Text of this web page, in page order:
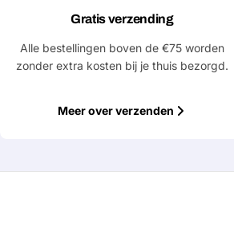
telefoon
Jouw
Gratis verzending
Alle bestellingen boven de €75 worden
zonder extra kosten bij je thuis bezorgd.
Meer over verzenden